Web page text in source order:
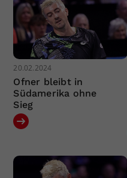
20.02.2024
Ofner bleibt in
Südamerika ohne
Sieg